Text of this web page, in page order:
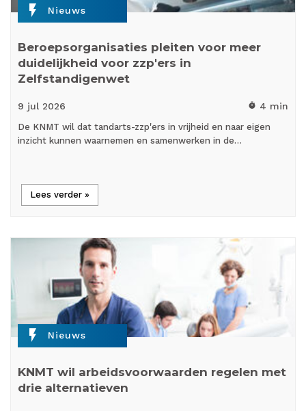
flash_on Nieuws
Beroepsorganisaties pleiten voor meer
duidelijkheid voor zzp'ers in
Zelfstandigenwet
9 jul 2026 timer 4 min
De KNMT wil dat tandarts-zzp'ers in vrijheid en naar eigen
inzicht kunnen waarnemen en samenwerken in de…
Lees verder »
flash_on Nieuws
KNMT wil arbeidsvoorwaarden regelen met
drie alternatieven